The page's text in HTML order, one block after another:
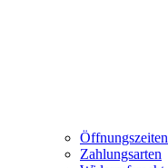
Öffnungszeiten
Zahlungsarten